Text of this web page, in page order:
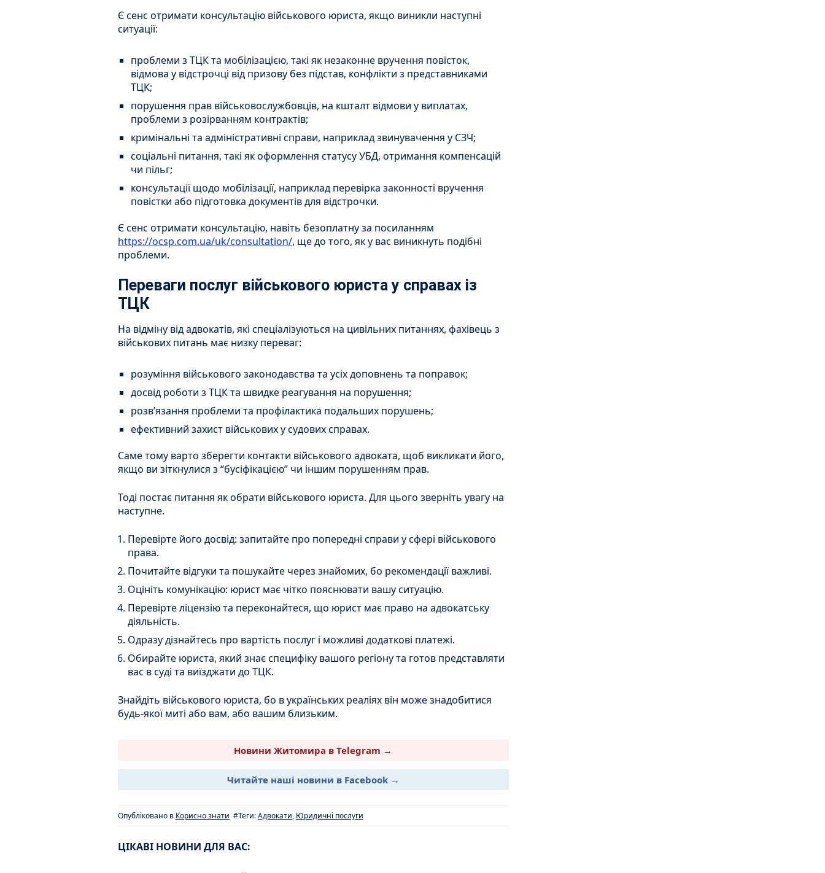
Є сенс отримати консультацію військового юриста, якщо виникли наступні
ситуації:
проблеми з ТЦК та мобілізацією, такі як незаконне вручення повісток,
відмова у відстрочці від призову без підстав, конфлікти з представниками
ТЦК;
порушення прав військовослужбовців, на кшталт відмови у виплатах,
проблеми з розірванням контрактів;
кримінальні та адміністративні справи, наприклад звинувачення у СЗЧ;
соціальні питання, такі як оформлення статусу УБД, отримання компенсацій
чи пільг;
консультації щодо мобілізації, наприклад перевірка законності вручення
повістки або підготовка документів для відстрочки.
Є сенс отримати консультацію, навіть безоплатну за посиланням
https://ocsp.com.ua/uk/consultation/, ще до того, як у вас виникнуть подібні
проблеми.
Переваги послуг військового юриста у справах із
ТЦК
На відміну від адвокатів, які спеціалізуються на цивільних питаннях, фахівець з
військових питань має низку переваг:
розуміння військового законодавства та усіх доповнень та поправок;
досвід роботи з ТЦК та швидке реагування на порушення;
розв’язання проблеми та профілактика подальших порушень;
ефективний захист військових у судових справах.
Саме тому варто зберегти контакти військового адвоката, щоб викликати його,
якщо ви зіткнулися з “бусіфікацією” чи іншим порушенням прав.
Тоді постає питання як обрати військового юриста. Для цього зверніть увагу на
наступне.
Перевірте його досвід: запитайте про попередні справи у сфері військового
права.
Почитайте відгуки та пошукайте через знайомих, бо рекомендації важливі.
Оцініть комунікацію: юрист має чітко пояснювати вашу ситуацію.
Перевірте ліцензію та переконайтеся, що юрист має право на адвокатську
діяльність.
Одразу дізнайтесь про вартість послуг і можливі додаткові платежі.
Обирайте юриста, який знає специфіку вашого регіону та готов представляти
вас в суді та виїзджати до ТЦК.
Знайдіть військового юриста, бо в українських реаліях він може знадобитися
будь-якої миті або вам, або вашим близьким.
Новини Житомира в Telegram →
Читайте наші новини в Facebook →
Опубліковано в Корисно знати #Теги:Адвокати, Юридичні послуги
ЦІКАВІ НОВИНИ ДЛЯ ВАС: